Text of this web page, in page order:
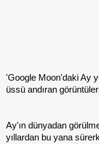
'Google Moon'daki Ay
üssü andıran
Ay'ın dünyadan
yıllardan bu yana